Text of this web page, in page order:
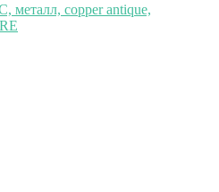
металл, copper antique,